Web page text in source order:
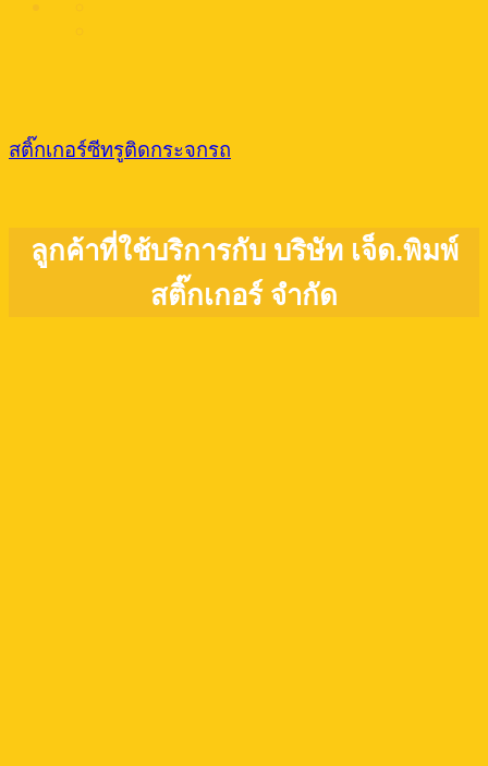
สติ๊กเกอร์ซีทรูติดกระจกรถ
ลูกค้าที่ใช้บริการกับ บริษัท เจ็ด.พิมพ์
สติ๊กเกอร์ จำกัด